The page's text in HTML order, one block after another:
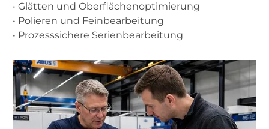
• Glätten und Oberflächenoptimierung
• Polieren und Feinbearbeitung
• Prozesssichere Serienbearbeitung